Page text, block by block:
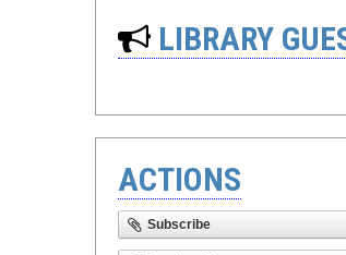
LIBRARY
ACTIONS
Subscribe